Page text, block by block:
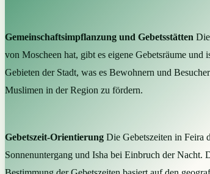
Gemeinschaftsimpflanzung und Gebetsstätten
von Moscheen hat, gibt es eigene Gebetsräume
Gebieten der Stadt, was es Bewohnern und
Muslimen in der Region zu fördern.
Gebetszeit-Orientierung Die Gebetszeiten in Feira
Sonnenuntergang und Isha bei Einbruch der Nacht.